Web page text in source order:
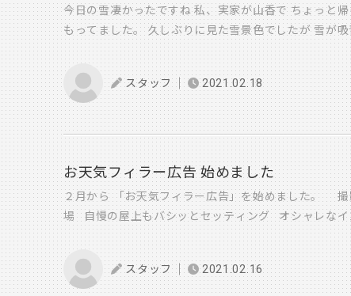
今日の雪凄かったですね 私、実家が山香で ちょっと
もってました。 久しぶりに見た雪景色でしたが 雪が
静かになるんですよ 真っ白で無音な空間 あの感覚は
なんですが！ 実家、とにかく寒い 日本は住宅後進国
デルケースとなれる住宅です・・ ご存知でしたか？
低い家は 建てれないみたいなんですね・・ それは健
す。 国としては国民の健康で安全な 生活を保証しな
れが保証できないと・・ 人は「寒い」とそれだけで多
になります。 「冷えは万病のもと」 断熱性能って本
け両親の事はかなり 気がかりであるわけです・・ 住
今から家を建てる方には こういった心配は して欲し
らの外観どうですか？ 最新の外壁材を使ってまして
は冗談で これ断熱材なんです！ 外張断熱という種類
仕様で 現時点では最高の仕様となります。 ジョイン
かり塞いでますので 気密もすごく良いです。 Ua値は
スタッフ 2021.02.18
お天気フィラー広告 始めました
２月から 「お天気フィラー広告」を始めました。
場 自慢の屋上もバシッとセッティング オシャレなイ
き 天気予報とマッチングした屋上がこれまたいい感
大分で 毎週木曜日 21:54頃～ 放送されます。 チェ
でした！！ スタッフ 2021.02.16